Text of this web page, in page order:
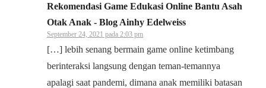
Rekomendasi Game Edukasi Online Bantu Asah
Otak Anak - Blog Ainhy Edelweiss
September 24, 2021 pada 2:03 pm
[…] lebih senang bermain game online ketimbang
berinteraksi langsung dengan teman-temannya
apalagi saat pandemi, dimana anak memiliki batasan